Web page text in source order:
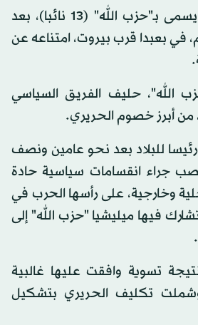
واعلن وفد كتلة ما يسمى بـ"حزب الله" (13 نائبا)، بعد
في بعبدا قرب بيروت، امتناعه عن
الله"، حليف الفريق السياسي
من أبرز خصوم الحريري.
للبلاد بعد نحو عامين ونصف
جراء انقسامات سياسية حادة
وخارجية، على رأسها الحرب في
فيها ميليشيا "حزب الله" إلى
تسوية وافقت عليها غالبية
وشملت تكليف الحريري بتشكيل